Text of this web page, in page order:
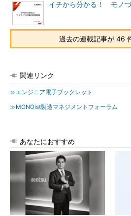
イチから分かる！ モノ
過去の連載記事が 46
関連リンク
≫エンジニア電子ブックレット
≫MONOist製造マネジメントフォーラム
あなたにおすすめ